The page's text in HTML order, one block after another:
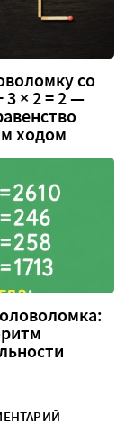
со
3 × 2 = 2 —
ходом